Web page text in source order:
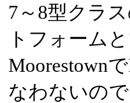
7～8型クラ
トフォーム
Moorestown
なわないの